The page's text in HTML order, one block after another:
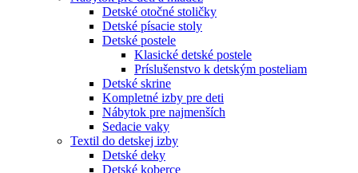
Detské otočné stoličky
Detské písacie stoly
Detské postele
Klasické detské postele
Príslušenstvo k detským posteliam
Detské skrine
Kompletné izby pre deti
Nábytok pre najmenších
Sedacie vaky
Textil do detskej izby
Detské deky
Detské koberce